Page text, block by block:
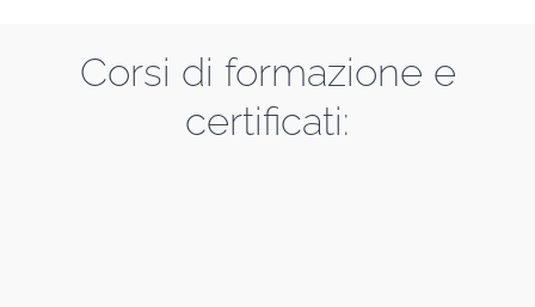
Corsi di formazione e
certificati: